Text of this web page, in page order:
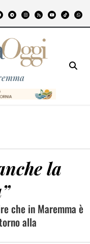
la
che in Maremma è
alla